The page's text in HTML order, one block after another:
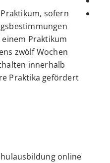
sofern
Praktikum
zwölf Wochen
innerhalb
Praktika gefördert
online